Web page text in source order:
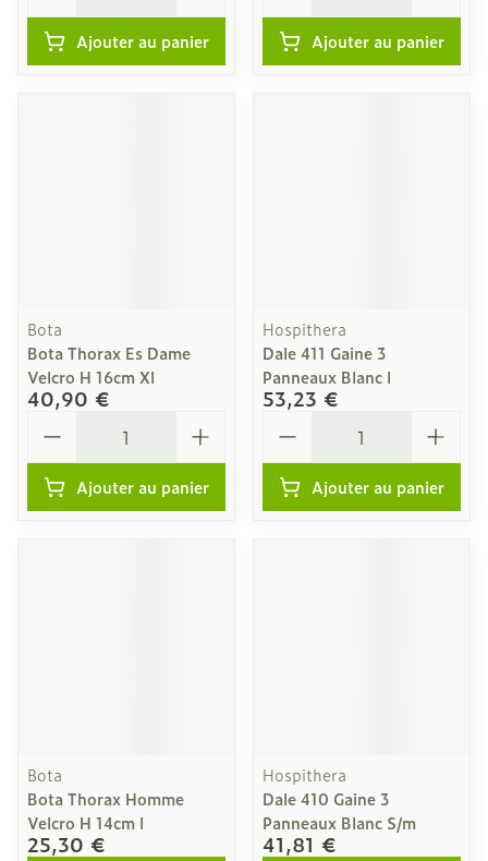
Ajouter au panier Ajouter au panier
Bota
Bota Thorax Es Dame
Velcro H 16cm Xl
40,90 €
Ajouter au panier
Hospithera
Dale 411 Gaine 3
Panneaux Blanc l
53,23 €
Ajouter au panier
Bota
Bota Thorax Homme
Velcro H 14cm l
25,30 €
Hospithera
Dale 410 Gaine 3
Panneaux Blanc S/m
41,81 €